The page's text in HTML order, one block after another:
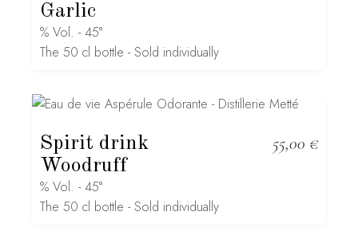
Garlic
% Vol. - 45°
The 50 cl bottle - Sold individually
Spirit drink
Woodruff
55,00 €
% Vol. - 45°
The 50 cl bottle - Sold individually